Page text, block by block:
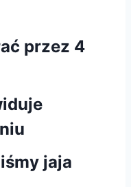
przez 4
jaja